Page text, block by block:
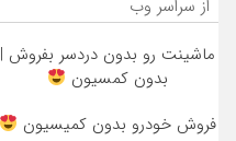
از سراسر وب
ماشینت رو بدون دردسر بفروش |
بدون کمسیون
فروش خودرو بدون کمیسیون